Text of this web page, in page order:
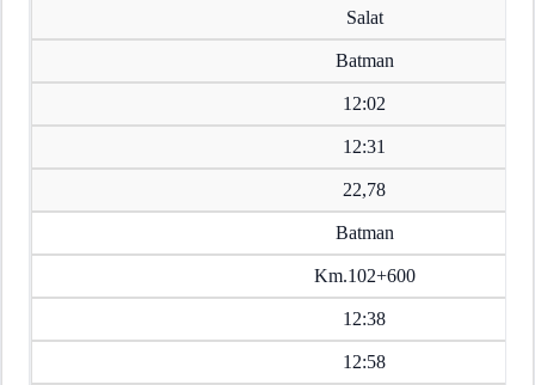
Salat
Batman
12:02
12:31
22,78
Batman
Km.102+600
12:38
12:58